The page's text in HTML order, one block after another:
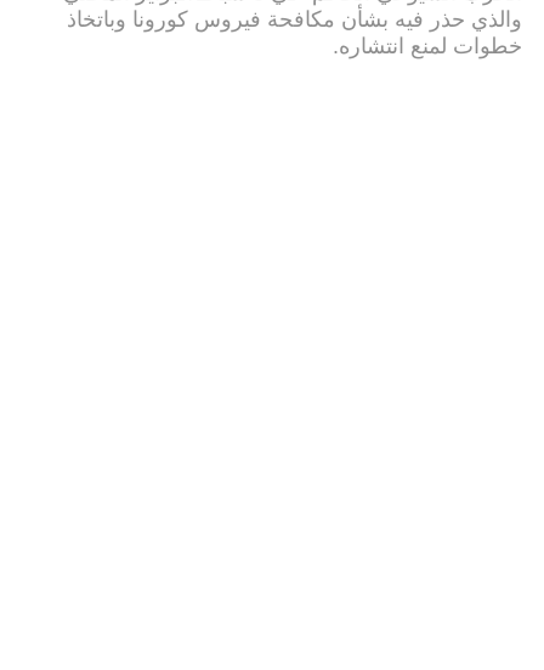
والذي حذر فيه بشأن مكافحة فيروس كورونا وباتخاذ
خطوات لمنع انتشاره.